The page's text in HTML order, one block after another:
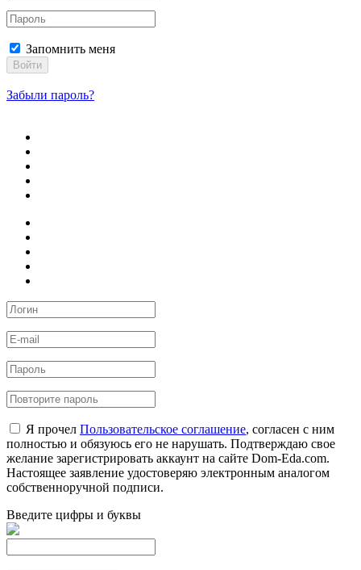
Запомнить меня
Войти
Забыли пароль?
Я прочел Пользовательское соглашение, согласен с ним
полностью и обязуюсь его не нарушать. Подтверждаю свое
желание зарегистрировать аккаунт на сайте Dom-Eda.com.
Настоящее заявление удостоверяю электронным аналогом
собственноручной подписи.
Введите цифры и буквы